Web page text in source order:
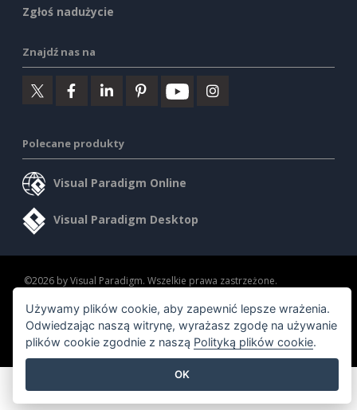
Zgłoś nadużycie
Znajdź nas na
Polecane produkty
Visual Paradigm Online
Visual Paradigm Desktop
©2026 by Visual Paradigm. Wszelkie prawa zastrzeżone.
Warunki korzystania z usługi
AI Policy
Polityka prywatności
Content Guidelines
Przegląd zabezpieczeń
Używamy plików cookie, aby zapewnić lepsze wrażenia.
Odwiedzając naszą witrynę, wyrażasz zgodę na używanie
plików cookie zgodnie z naszą Polityką plików cookie.
OK